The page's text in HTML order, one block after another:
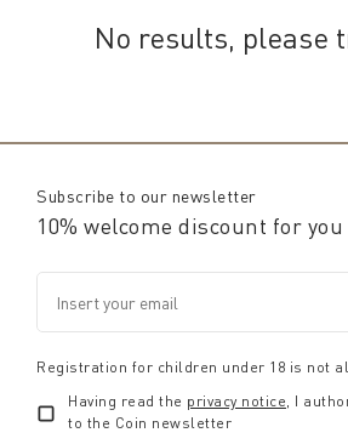
No results, please
Subscribe to our newsletter
10% welcome discount for you
Registration for children under 18 is not
Having read the privacy notice, I
to the Coin newsletter